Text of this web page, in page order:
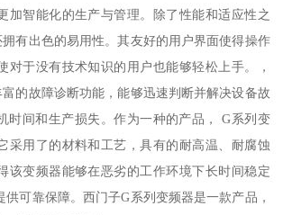
加智能化的生产与管理。除了性能和适应性之
有出色的易用性。其友好的用户界面使得操作
对于没有技术知识的用户也能够轻松上手。，
的故障诊断功能，能够迅速判断并解决设备故
时间和生产损失。作为一种的产品， G系列变
采用了的材料和工艺，具有的耐高温、耐腐蚀
该变频器能够在恶劣的工作环境下长时间稳定
供可靠保障。西门子G系列变频器是一款产品，